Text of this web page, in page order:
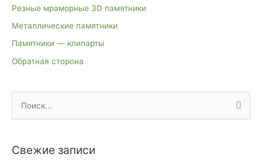
Резные мраморные 3D памятники
Металлические памятники
Памятники — клипарты
Обратная сторона
с
Свежие записи